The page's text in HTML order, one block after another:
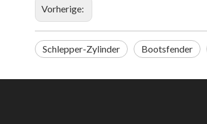
Vorherige:
Schlepper-Zylinder Bootsfender